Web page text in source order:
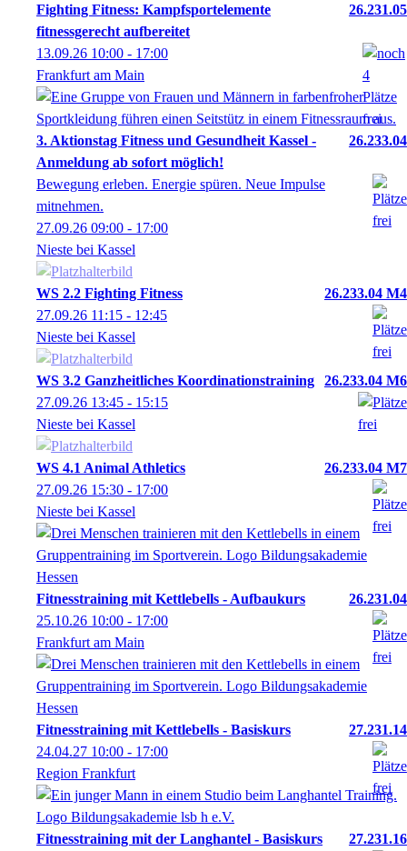
Fighting Fitness: Kampfsportelemente
fitnessgerecht aufbereitet
26.231.05
13.09.26 10:00 - 17:00
Frankfurt am Main
3. Aktionstag Fitness und Gesundheit Kassel -
Anmeldung ab sofort möglich!
26.233.04
Bewegung erleben. Energie spüren. Neue Impulse
mitnehmen.
27.09.26 09:00 - 17:00
Nieste bei Kassel
WS 2.2 Fighting Fitness
26.233.04 M4
27.09.26 11:15 - 12:45
Nieste bei Kassel
WS 3.2 Ganzheitliches Koordinationstraining
26.233.04 M6
27.09.26 13:45 - 15:15
Nieste bei Kassel
WS 4.1 Animal Athletics
26.233.04 M7
27.09.26 15:30 - 17:00
Nieste bei Kassel
Fitnesstraining mit Kettlebells - Aufbaukurs
26.231.04
25.10.26 10:00 - 17:00
Frankfurt am Main
Fitnesstraining mit Kettlebells - Basiskurs
27.231.14
24.04.27 10:00 - 17:00
Region Frankfurt
Fitnesstraining mit der Langhantel - Basiskurs
27.231.16